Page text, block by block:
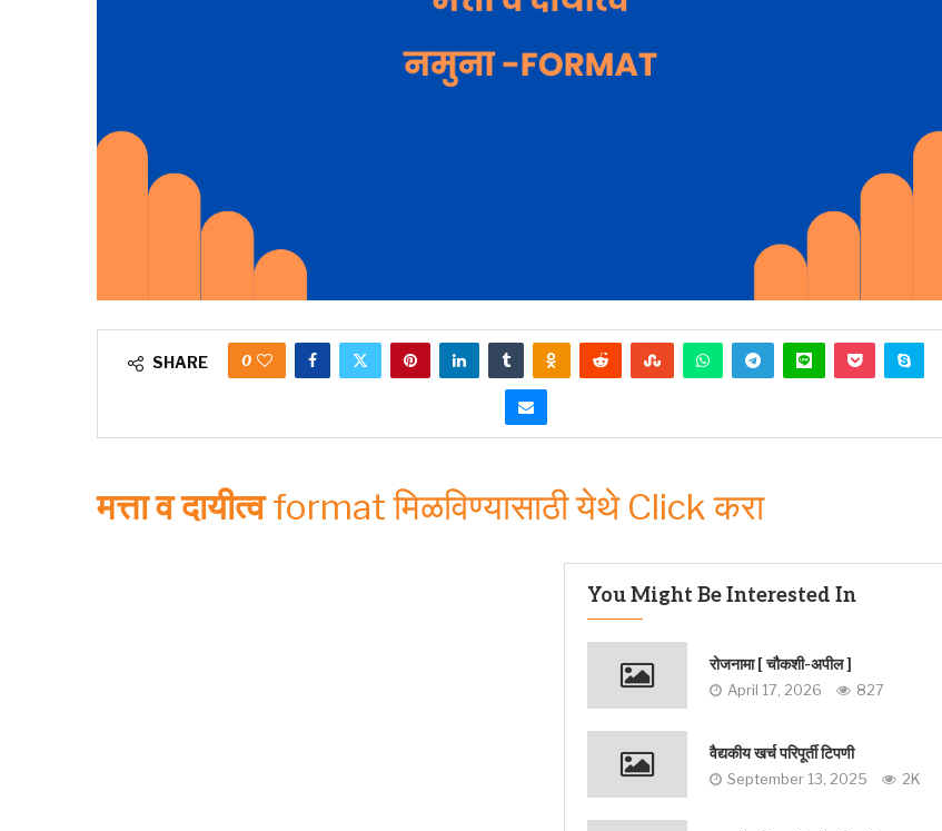
SHARE 0
मत्ता व दायीत्वformat मिळविण्यासाठी येथे Click करा
You Might Be Interested In
रोजनामा [ चौकशी-अपील ]
April 17, 2026 827
वैद्यकीय खर्च परिपूर्ती टिपणी
September 13, 2025 2K